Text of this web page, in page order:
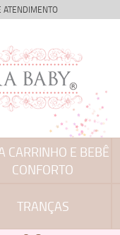
ATENDIMENTO
CARRINHO E BEBÊ
CONFORTO
TRANÇAS